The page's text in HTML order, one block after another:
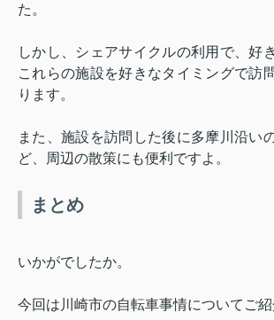
た。
しかし、シェアサイクルの利用で、好
これらの施設を好きなタイミングで訪
ります。
また、施設を訪問した後に多摩川沿い
ど、周辺の散策にも便利ですよ。
まとめ
いかがでしたか。
今回は川崎市の自転車事情についてご紹